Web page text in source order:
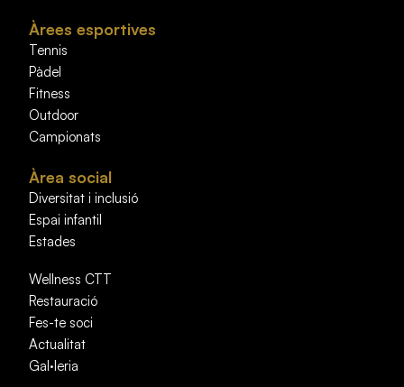
Àrees esportives
Tennis
Pàdel
Fitness
Outdoor
Campionats
Àrea social
Diversitat i inclusió
Espai infantil
Estades
Wellness CTT
Restauració
Fes-te soci
Actualitat
Gal·leria